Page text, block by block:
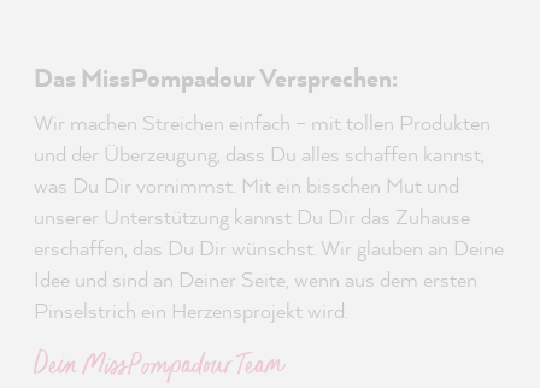
Das MissPompadour Versprechen:
Wir machen Streichen einfach – mit tollen Produkten
und der Überzeugung, dass Du alles schaffen kannst,
was Du Dir vornimmst. Mit ein bisschen Mut und
unserer Unterstützung kannst Du Dir das Zuhause
erschaffen, das Du Dir wünschst. Wir glauben an Deine
Idee und sind an Deiner Seite, wenn aus dem ersten
Pinselstrich ein Herzensprojekt wird.
Dein MissPompadour Team